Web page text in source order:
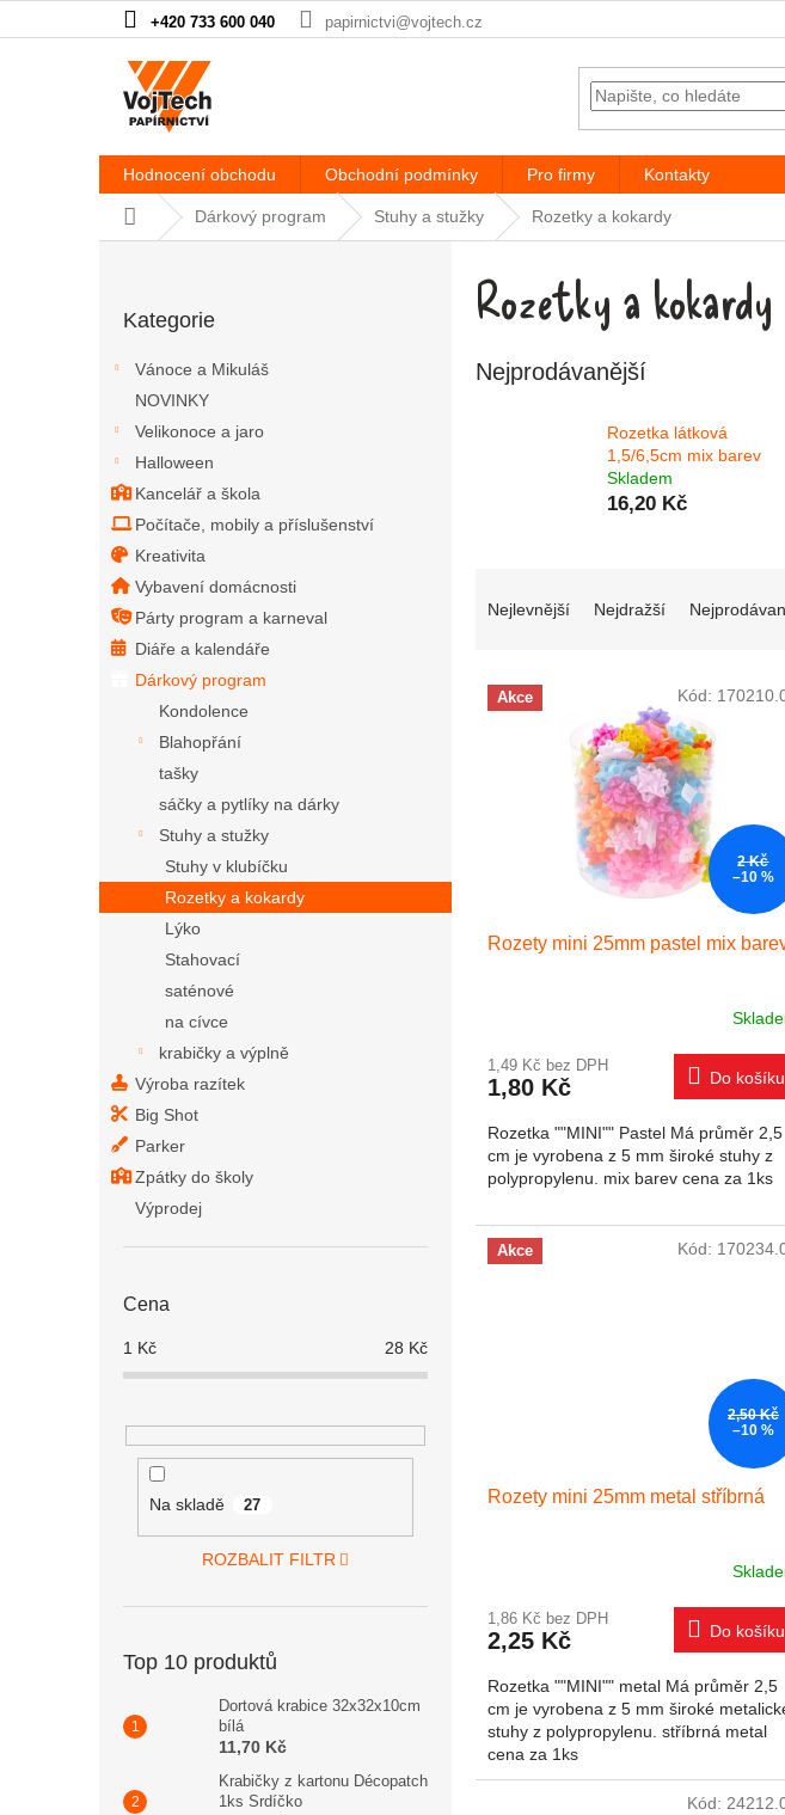
+420 733 600 040 papirnictvi@vojtech.cz
Hodnocení obchodu Obchodní podmínky Pro firmy Kontakty
Domů Dárkový program Stuhy a stužky Rozetky a kokardy
Kategorie
Vánoce a Mikuláš
NOVINKY
Velikonoce a jaro
Halloween
Kancelář a škola
Počítače, mobily a příslušenství
Kreativita
Vybavení domácnosti
Párty program a karneval
Diáře a kalendáře
Dárkový program
Kondolence
Blahopřání
tašky
sáčky a pytlíky na dárky
Stuhy a stužky
Stuhy v klubíčku
Rozetky a kokardy
Lýko
Stahovací
saténové
na cívce
krabičky a výplně
Výroba razítek
Big Shot
Parker
Zpátky do školy
Výprodej
Cena
1 Kč 28 Kč
Na skladě 27
ROZBALIT FILTR
Top 10 produktů
Dortová krabice 32x32x10cm
bílá
11,70 Kč
Krabičky z kartonu Décopatch
1ks Srdíčko
Rozetky a kokardy
Nejprodávanější
Rozetka látková
1,5/6,5cm mix barev
Skladem
16,20 Kč
Nejlevnější Nejdražší
Výpis produktů
Akce
2 Kč
–10 %
Rozety mini 25mm pastel mix
1,49 Kč bez DPH
1,80 Kč Do košíku
Rozetka ""MINI"" Pastel Má průměr 2,5
cm je vyrobena z 5 mm široké stuhy z
polypropylenu. mix barev cena za 1ks
Kód:
Akce
2,50 Kč
–10 %
Rozety mini 25mm metal stříbrná
1,86 Kč bez DPH
2,25 Kč Do košíku
Rozetka ""MINI"" metal Má průměr 2,5
cm je vyrobena z 5 mm široké
stuhy z polypropylenu. stříbrná metal
cena za 1ks
Kód:
Kód: